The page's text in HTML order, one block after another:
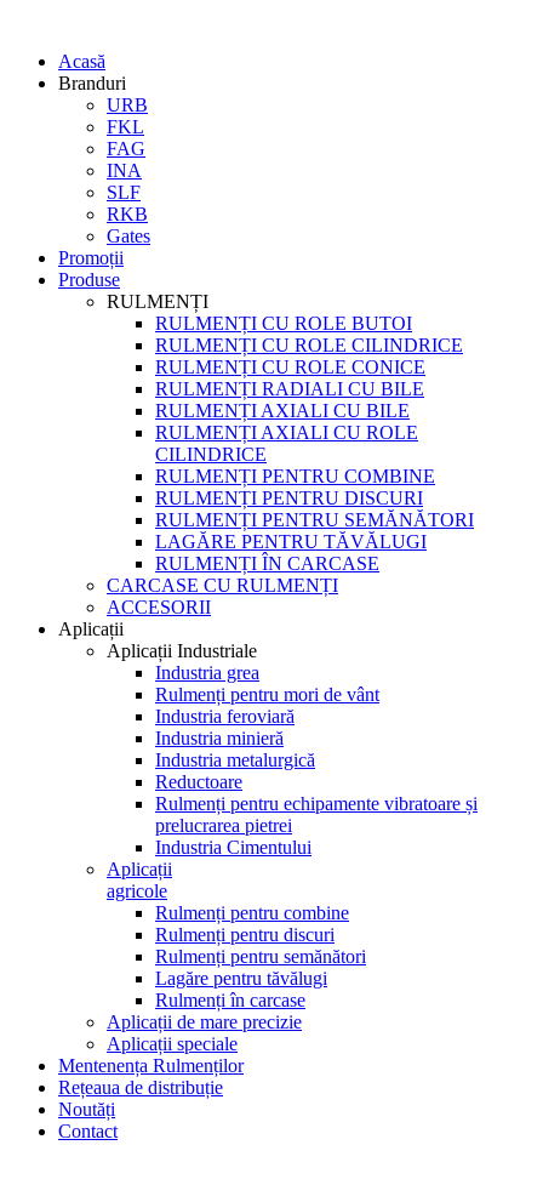
Acasă
Branduri
URB
FKL
FAG
INA
SLF
RKB
Gates
Promoții
Produse
RULMENȚI
RULMENȚI CU ROLE BUTOI
RULMENȚI CU ROLE CILINDRICE
RULMENȚI CU ROLE CONICE
RULMENȚI RADIALI CU BILE
RULMENȚI AXIALI CU BILE
RULMENȚI AXIALI CU ROLE
CILINDRICE
RULMENȚI PENTRU COMBINE
RULMENȚI PENTRU DISCURI
RULMENȚI PENTRU SEMĂNĂTORI
LAGĂRE PENTRU TĂVĂLUGI
RULMENȚI ÎN CARCASE
CARCASE CU RULMENȚI
ACCESORII
Aplicații
Aplicații Industriale
Industria grea
Rulmenți pentru mori de vânt
Industria feroviară
Industria minieră
Industria metalurgică
Reductoare
Rulmenți pentru echipamente vibratoare și
prelucrarea pietrei
Industria Cimentului
Aplicații
agricole
Rulmenți pentru combine
Rulmenți pentru discuri
Rulmenți pentru semănători
Lagăre pentru tăvălugi
Rulmenți în carcase
Aplicații de mare precizie
Aplicații speciale
Mentenența Rulmenților
Rețeaua de distribuție
Noutăți
Contact